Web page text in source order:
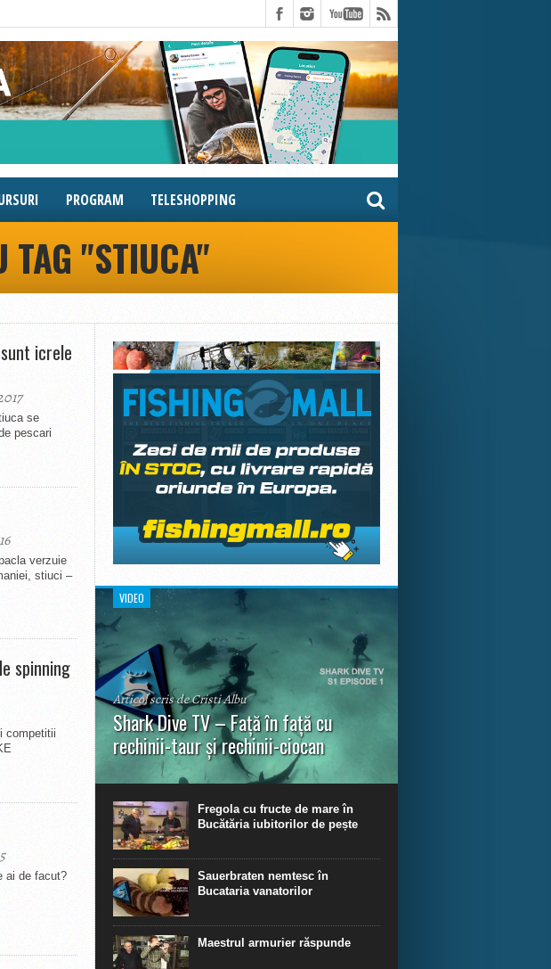
PROGRAM TELESHOPPING
TAG "STIUCA"
icrele
se
pescari
verzuie
stiuci –
spinning
competitii
ai de facut?
VIDEO
Articol scris de Cristi Albu
Shark Dive TV – Față în față cu
rechinii-taur și rechinii-ciocan
În primul episod din Shark Dive TV, telespectatorii
extraordinare de scufundare cu rechini.
Fregola cu fructe de mare în
Bucătăria iubitorilor de pește
Sauerbraten nemtesc în
Bucataria vanatorilor
Maestrul armurier răspunde